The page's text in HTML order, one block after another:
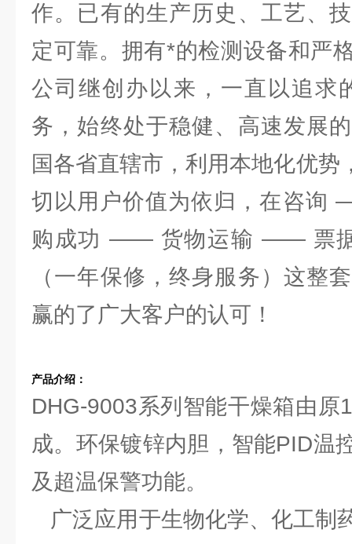
作。已有的生产历史、工艺、
定可靠。拥有*的检测设备和严
公司继创办以来，一直以追求
务，始终处于稳健、高速发展
国各省直辖市，利用本地化优势
切以用户价值为依归，在咨
购成功 —— 货物运输 —— 票
（一年保修，终身服务）这整
赢的了广大客户的认可！
产品介绍：
DHG-9003系列智能干燥箱由原
成。环保镀锌内胆，智能PID温
及超温保警功能。
广泛应用于生物化学、化工制